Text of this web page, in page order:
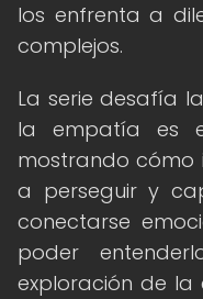
los enfrenta a
complejos.
La serie desafía
la empatía es
mostrando cómo
a perseguir y
conectarse
poder
exploración de